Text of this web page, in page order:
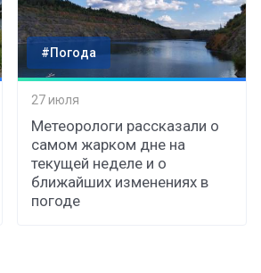
#Погода
27 июля
Метеорологи рассказали о
самом жарком дне на
текущей неделе и о
ближайших изменениях в
погоде